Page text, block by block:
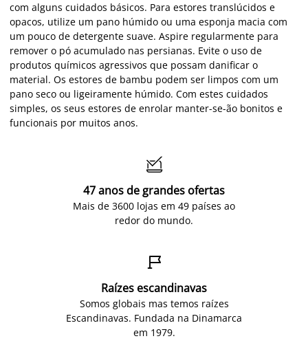
com alguns cuidados básicos. Para estores translúcidos e
opacos, utilize um pano húmido ou uma esponja macia com
um pouco de detergente suave. Aspire regularmente para
remover o pó acumulado nas persianas. Evite o uso de
produtos químicos agressivos que possam danificar o
material. Os estores de bambu podem ser limpos com um
pano seco ou ligeiramente húmido. Com estes cuidados
simples, os seus estores de enrolar manter-se-ão bonitos e
funcionais por muitos anos.

47 anos de grandes ofertas
Mais de 3600 lojas em 49 países ao
redor do mundo.

Raízes escandinavas
Somos globais mas temos raízes
Escandinavas. Fundada na Dinamarca
em 1979.